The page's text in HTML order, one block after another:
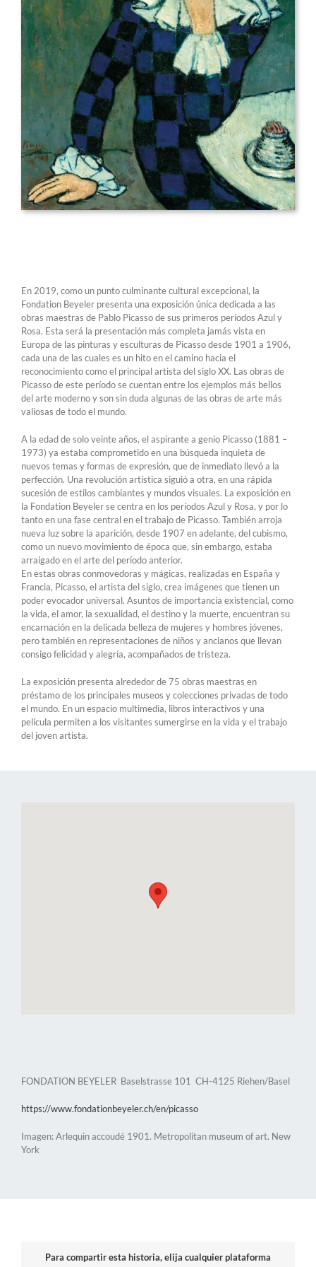
En 2019, como un punto culminante cultural excepcional, la
Fondation Beyeler presenta una exposición única dedicada a las
obras maestras de Pablo Picasso de sus primeros períodos Azul y
Rosa. Esta será la presentación más completa jamás vista en
Europa de las pinturas y esculturas de Picasso desde 1901 a 1906,
cada una de las cuales es un hito en el camino hacia el
reconocimiento como el principal artista del siglo XX. Las obras de
Picasso de este período se cuentan entre los ejemplos más bellos
del arte moderno y son sin duda algunas de las obras de arte más
valiosas de todo el mundo.
A la edad de solo veinte años, el aspirante a genio Picasso (1881 –
1973) ya estaba comprometido en una búsqueda inquieta de
nuevos temas y formas de expresión, que de inmediato llevó a la
perfección. Una revolución artística siguió a otra, en una rápida
sucesión de estilos cambiantes y mundos visuales. La exposición en
la Fondation Beyeler se centra en los períodos Azul y Rosa, y por lo
tanto en una fase central en el trabajo de Picasso. También arroja
nueva luz sobre la aparición, desde 1907 en adelante, del cubismo,
como un nuevo movimiento de época que, sin embargo, estaba
arraigado en el arte del período anterior.
En estas obras conmovedoras y mágicas, realizadas en España y
Francia, Picasso, el artista del siglo, crea imágenes que tienen un
poder evocador universal. Asuntos de importancia existencial, como
la vida, el amor, la sexualidad, el destino y la muerte, encuentran su
encarnación en la delicada belleza de mujeres y hombres jóvenes,
pero también en representaciones de niños y ancianos que llevan
consigo felicidad y alegría, acompañados de tristeza.
La exposición presenta alrededor de 75 obras maestras en
préstamo de los principales museos y colecciones privadas de todo
el mundo. En un espacio multimedia, libros interactivos y una
película permiten a los visitantes sumergirse en la vida y el trabajo
del joven artista.
FONDATION BEYELER Baselstrasse 101 CH-4125 Riehen/Basel
https://www.fondationbeyeler.ch/en/picasso
Imagen: Arlequin accoudé 1901. Metropolitan museum of art. New
York
Para compartir esta historia, elija cualquier plataforma